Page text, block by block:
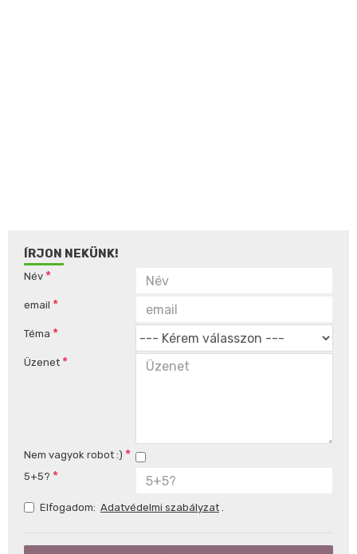
ÍRJON NEKÜNK!
Név
email
Téma
Üzenet
Nem vagyok robot :)
5+5?
Elfogadom: Adatvédelmi szabályzat .